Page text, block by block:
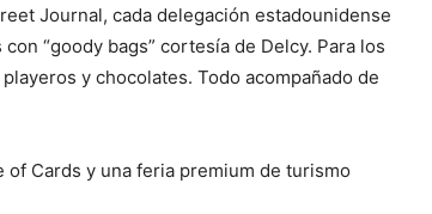
Journal, cada delegación estadounidense
“goody bags” cortesía de Delcy. Para los
y chocolates. Todo acompañado de
of Cards y una feria premium de turismo